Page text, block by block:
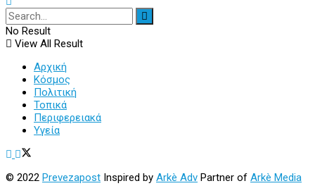
No Result
View All Result
Αρχική
Κόσμος
Πολιτική
Τοπικά
Περιφερειακά
Υγεία
© 2022 Prevezapost Inspired by Arkè Adv Partner of Arkè Media